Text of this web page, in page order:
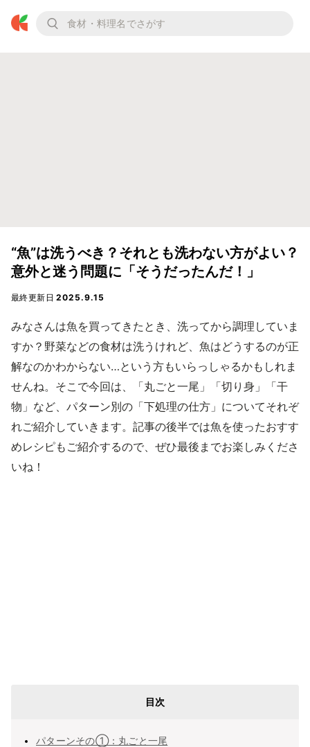
“魚”は洗うべき？それとも洗わない方がよい？
意外と迷う問題に「そうだったんだ！」
最終更新日2025.9.15
みなさんは魚を買ってきたとき、洗ってから調理していま
すか？野菜などの食材は洗うけれど、魚はどうするのが正
解なのかわからない…という方もいらっしゃるかもしれま
せんね。そこで今回は、「丸ごと一尾」「切り身」「干
物」など、パターン別の「下処理の仕方」についてそれぞ
れご紹介していきます。記事の後半では魚を使ったおすす
めレシピもご紹介するので、ぜひ最後までお楽しみくださ
いね！
目次
パターンその①：丸ごと一尾